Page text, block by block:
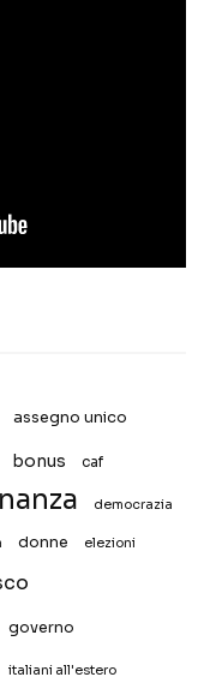
assegno unico
bonus caf
democrazia
donne elezioni
governo
italiani all'estero